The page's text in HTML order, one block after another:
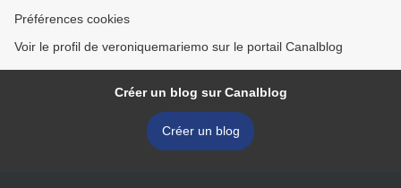
Préférences cookies
Voir le profil de veroniquemariemo sur le portail Canalblog
Créer un blog sur Canalblog
Créer un blog